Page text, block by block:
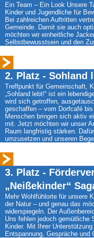
Ein Team – Ein Look Unsere
Kinder und Jugendliche für
Bei zahlreichen Auftritten
Gemeinde. Damit sie auch
möchten wir einheitliche
Selbstbewusstsein und den
2. Platz - Sohland
Treffpunkt für Gemeinschaft,
„Sohland lebt!“ ist ein
wird sich getroffen,
geschaffen – vom Dorfcafé
Menschen bringen sich aktiv
mit. Jetzt möchten wir unser
Raum langfristig stärken.
umzusetzen und unseren
3. Platz -
„Neißekinder“
Mehr Wohlfühlorte für unsere
der Natur – und genau das
widerspiegeln. Der
Uns fehlen jedoch gemütliche
Kinder. Mit Ihrer
Entspannung, Gespräche und